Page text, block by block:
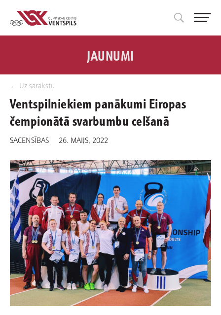
← Uz sarakstu
JAUNUMI
Ventspilniekiem panākumi Eiropas
čempionātā svarbumbu celšanā
SACENSĪBAS 26. MAIJS, 2022